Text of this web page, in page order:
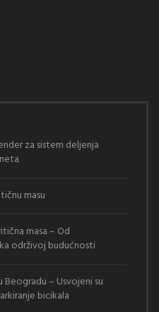
za sistem deljenja
masu
masa – Od
održivoj budućnosti
– Usvojeni su
bicikala